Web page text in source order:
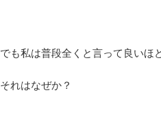
でも私は普段全くと言って良いほ
それはなぜか？